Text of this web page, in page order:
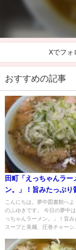
Xでフォ
おすすめの記事
田町「えっちゃんラー
ン。」！旨みたっぷり
プと美麺、圧巻チャー
田町のちゃん系ラーメ
こんにちは。夢中図書館へ
のふゆきです。 今日の夢中は
っちゃんラーメン。」！旨み
スープと美麺、圧巻チャーシ...